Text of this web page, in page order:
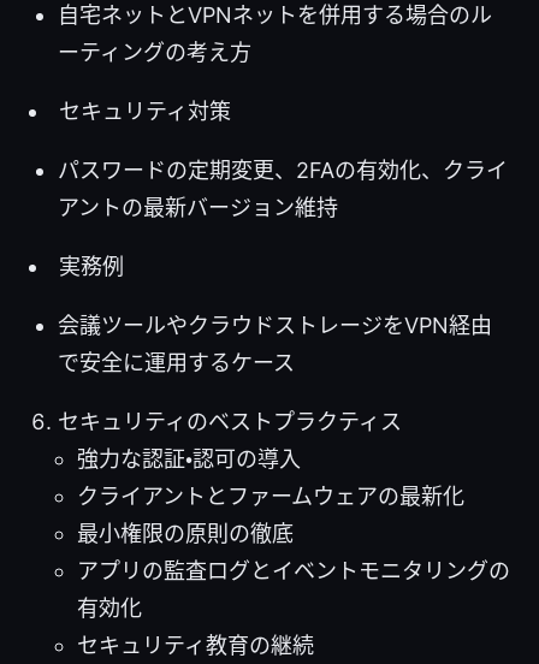
自宅ネットとVPNネットを併用する場合のル
ーティングの考え方
セキュリティ対策
パスワードの定期変更、2FAの有効化、クライ
アントの最新バージョン維持
実務例
会議ツールやクラウドストレージをVPN経由
で安全に運用するケース
セキュリティのベストプラクティス
強力な認証・認可の導入
クライアントとファームウェアの最新化
最小権限の原則の徹底
アプリの監査ログとイベントモニタリングの
有効化
セキュリティ教育の継続